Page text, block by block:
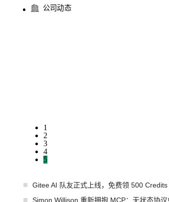
公司动态
1
2
3
4
5
Gitee AI 队友正式上线，免费领 500
Simon Willison 重新拥抱 MCP：无状态协议